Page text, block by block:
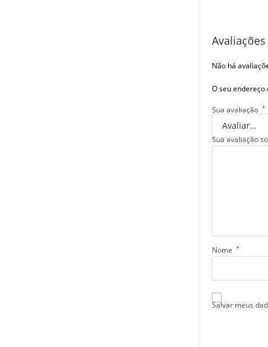
Avaliações
Não há
O seu
Sua avaliação *
Sua avaliação
Nome *
Salvar meus